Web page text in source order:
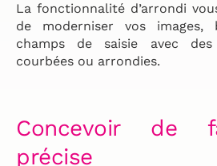
La fonctionnalité d’arrondi
de moderniser vos
champs de saisie avec des
courbées ou arrondies.
Concevoir de
précise